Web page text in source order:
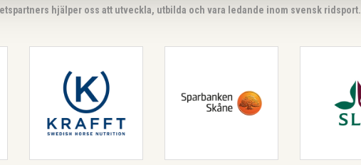
hjälper oss att utveckla, utbilda och vara ledande inom svensk ridsport.